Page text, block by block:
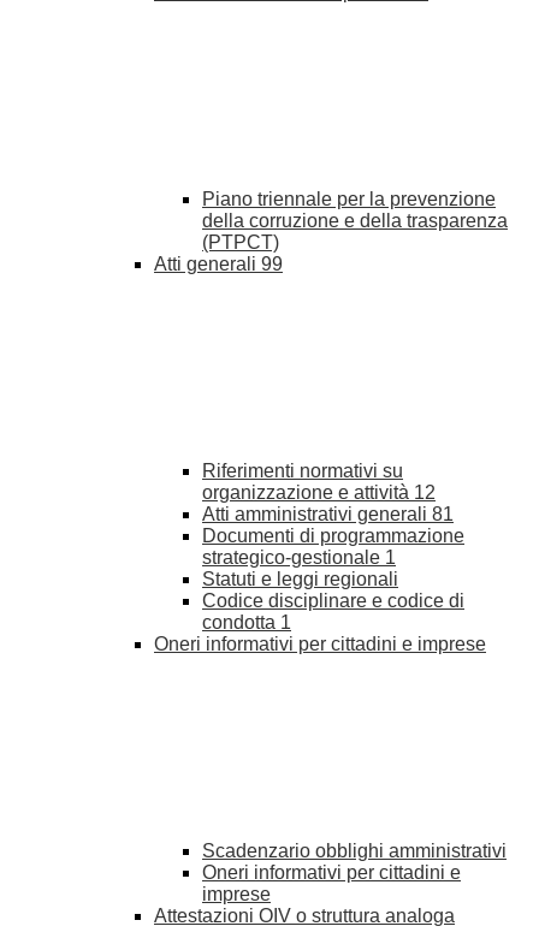
Piano triennale per la prevenzione
della corruzione e della trasparenza
(PTPCT)
Atti generali 99
Riferimenti normativi su
organizzazione e attività 12
Atti amministrativi generali 81
Documenti di programmazione
strategico-gestionale 1
Statuti e leggi regionali
Codice disciplinare e codice di
condotta 1
Oneri informativi per cittadini e imprese
Scadenzario obblighi amministrativi
Oneri informativi per cittadini e
imprese
Attestazioni OIV o struttura analoga